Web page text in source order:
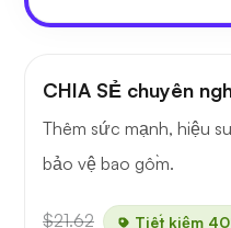
CHIA SẺ chuyên
Thêm sức mạnh, hiệu
bảo vệ bao gồm.
$21.62 Tiết kiệm